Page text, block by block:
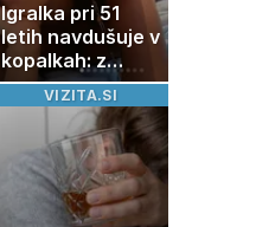
Igralka pri 51
letih navdušuje v
kopalkah: z
možem uživa v
romantičnem
poletju
VIZITA.SI